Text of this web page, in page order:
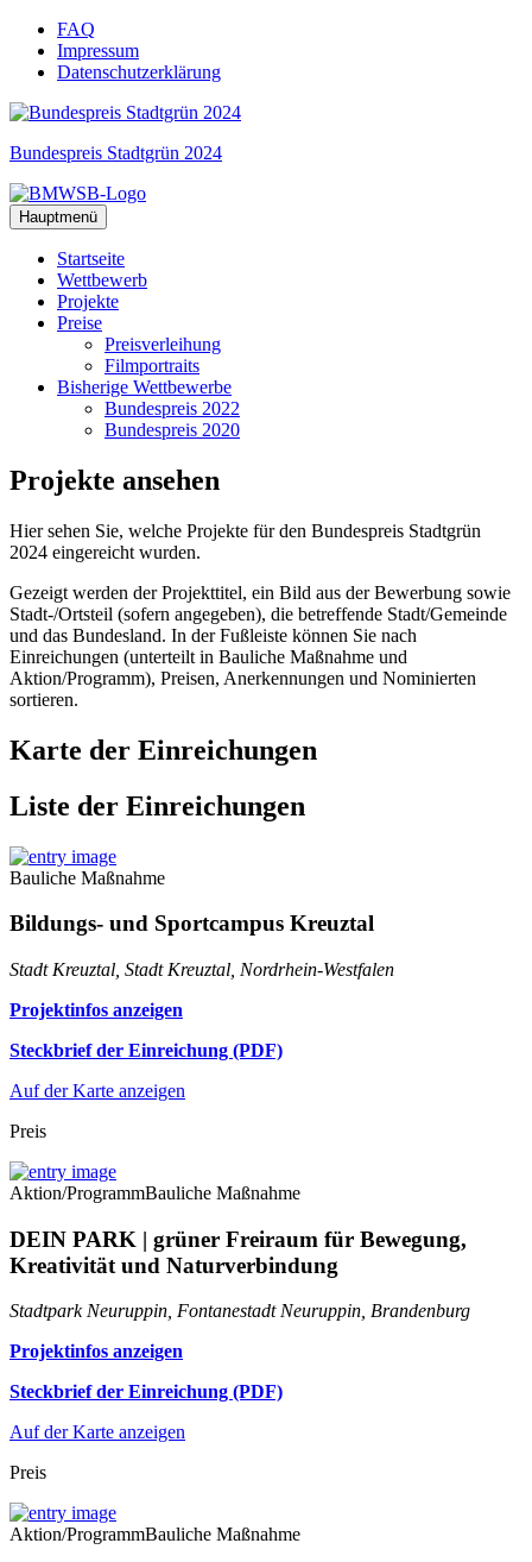
Zum
Inhalt
springen
FAQ
Impressum
Datenschutzerklärung
Bundespreis Stadtgrün 2024
Hauptmenü
Startseite
Wettbewerb
Projekte
Preise
Preisverleihung
Filmportraits
Bisherige Wettbewerbe
Bundespreis 2022
Bundespreis 2020
Projekte ansehen
Hier sehen Sie, welche Projekte für den Bundespreis Stadtgrün
2024 eingereicht wurden.
Gezeigt werden der Projekttitel, ein Bild aus der Bewerbung sowie
Stadt-/Ortsteil (sofern angegeben), die betreffende Stadt/Gemeinde
und das Bundesland. In der Fußleiste können Sie nach
Einreichungen (unterteilt in Bauliche Maßnahme und
Aktion/Programm), Preisen, Anerkennungen und Nominierten
sortieren.
Karte der Einreichungen
Liste der Einreichungen
Bauliche Maßnahme
Bildungs- und Sportcampus Kreuztal
Stadt Kreuztal, Stadt Kreuztal, Nordrhein-Westfalen
Projektinfos anzeigen
Steckbrief der Einreichung (PDF)
Auf der Karte anzeigen
Preis
Aktion/ProgrammBauliche Maßnahme
DEIN PARK | grüner Freiraum für Bewegung,
Kreativität und Naturverbindung
Stadtpark Neuruppin, Fontanestadt Neuruppin, Brandenburg
Projektinfos anzeigen
Steckbrief der Einreichung (PDF)
Auf der Karte anzeigen
Preis
Aktion/ProgrammBauliche Maßnahme